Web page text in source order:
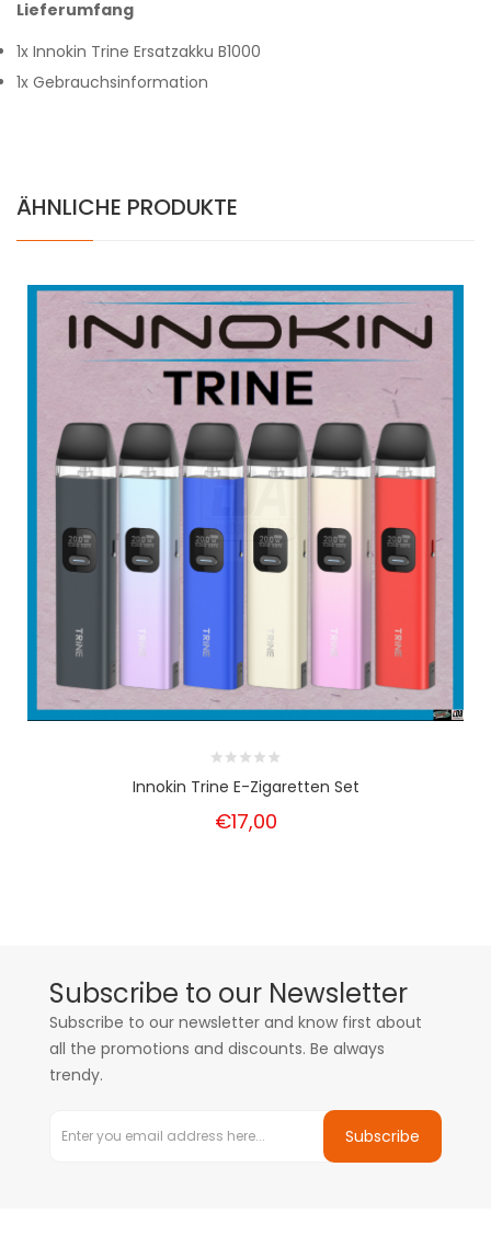
Lieferumfang
1x Innokin Trine Ersatzakku B1000
1x Gebrauchsinformation
ÄHNLICHE PRODUKTE
Innokin Trine E-Zigaretten Set
€17,00
Subscribe to our Newsletter
Subscribe to our newsletter and know first about
all the promotions and discounts. Be always
trendy.
Subscribe